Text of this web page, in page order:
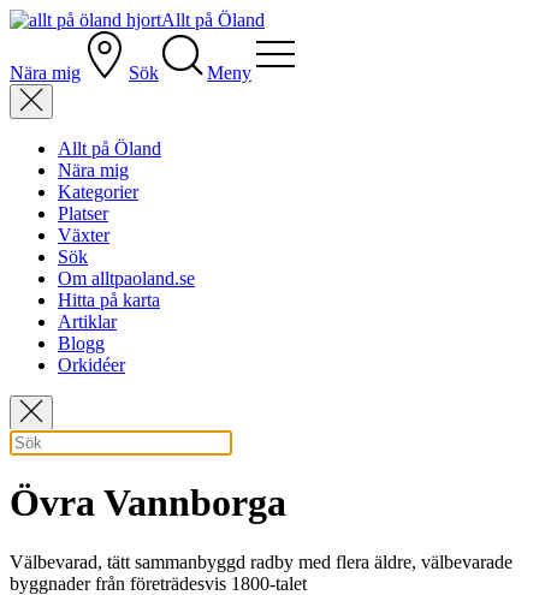
Allt på Öland
Nära mig Sök Meny
Allt på Öland
Nära mig
Kategorier
Platser
Växter
Sök
Om alltpaoland.se
Hitta på karta
Artiklar
Blogg
Orkidéer
Övra Vannborga
Välbevarad, tätt sammanbyggd radby med flera äldre, välbevarade
byggnader från företrädesvis 1800-talet